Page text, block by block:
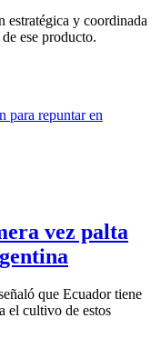
estratégica y coordinada
ese producto.
vez palta
que Ecuador tiene
el cultivo de estos